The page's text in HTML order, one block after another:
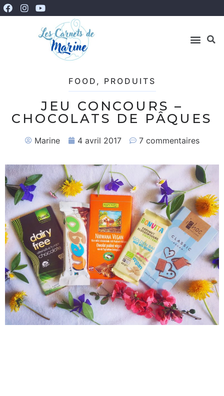
FOOD , PRODUITS
JEU CONCOURS –
CHOCOLATS DE PÂQUES
Marine 4 avril 2017 7 commentaires